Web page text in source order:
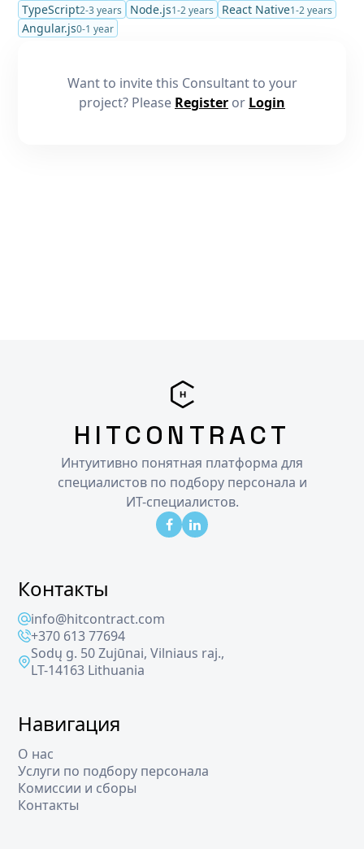
TypeScript2-3 years Node.js1-2 years React Native1-2 years
Angular.js0-1 year
Want to invite this Consultant to your
project? Please Register or Login
HITCONTRACT
Интуитивно понятная платформа для
специалистов по подбору персонала и
ИТ-специалистов.
Контакты
info@hitcontract.com
+370 613 77694
Sodų g. 50 Zujūnai, Vilniaus raj.,
LT-14163 Lithuania
Навигация
О нас
Услуги по подбору персонала
Комиссии и сборы
Контакты